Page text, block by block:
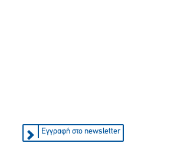
Εγγραφή στο newsletter